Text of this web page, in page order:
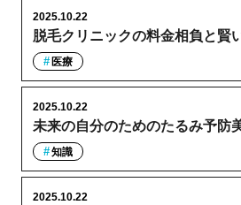
脱毛クリニックの料金相負と賢
2025.10.22
医療
未来の自分のためのたるみ予防
2025.10.22
知識
2025.10.22